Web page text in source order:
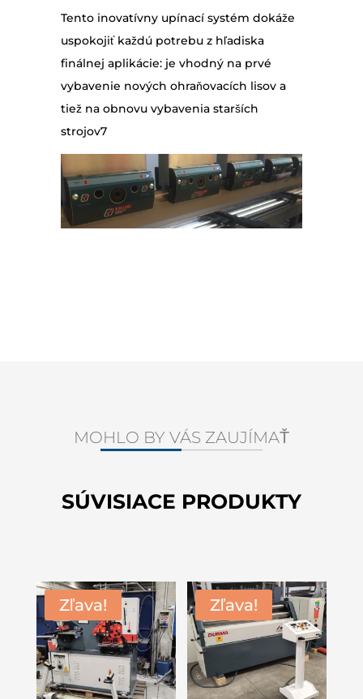
Tento inovatívny upínací systém dokáže
uspokojiť každú potrebu z hľadiska
finálnej aplikácie: je vhodný na prvé
vybavenie nových ohraňovacích lisov a
tiež na obnovu vybavenia starších
strojov7
MOHLO BY VÁS ZAUJÍMAŤ
SÚVISIACE PRODUKTY
Zľava! Zľava!